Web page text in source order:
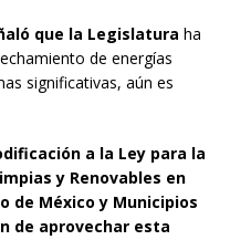
que la Legislatura ha
de energías
significativas, aún es
a la Ley para la
y Renovables en
de México y Municipios
de aprovechar esta